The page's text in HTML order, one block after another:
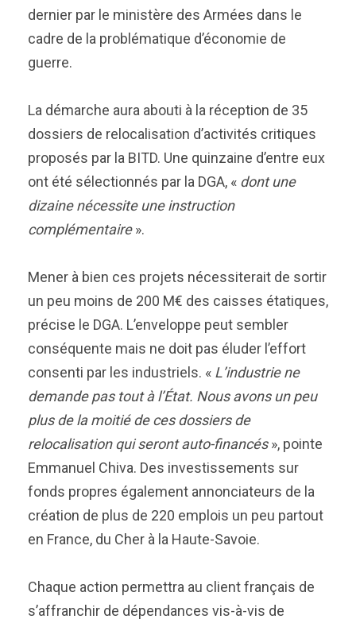
dernier par le ministère des Armées dans le
cadre de la problématique d’économie de
guerre.
La démarche aura abouti à la réception de 35
dossiers de relocalisation d’activités critiques
proposés par la BITD. Une quinzaine d’entre eux
ont été sélectionnés par la DGA, « dont une
dizaine nécessite une instruction
complémentaire».
Mener à bien ces projets nécessiterait de sortir
un peu moins de 200 M€ des caisses étatiques,
précise le DGA. L’enveloppe peut sembler
conséquente mais ne doit pas éluder l’effort
consenti par les industriels. « L’industrie ne
demande pas tout à l’État. Nous avons un peu
plus de la moitié de ces dossiers de
relocalisation qui seront auto-financés», pointe
Emmanuel Chiva. Des investissements sur
fonds propres également annonciateurs de la
création de plus de 220 emplois un peu partout
en France, du Cher à la Haute-Savoie.
Chaque action permettra au client français de
s’affranchir de dépendances vis-à-vis de